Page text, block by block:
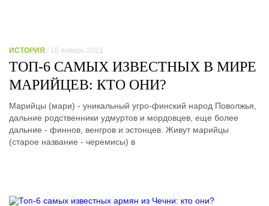
ИСТОРИЯ / 16 январь 2021
ТОП-6 САМЫХ ИЗВЕСТНЫХ В МИРЕ
МАРИЙЦЕВ: КТО ОНИ?
Марийцы (мари) - уникальный угро-финский народ Поволжья,
дальние родственники удмуртов и мордовцев, еще более
дальние - финнов, венгров и эстонцев. Живут марийцы
(старое название - черемисы) в